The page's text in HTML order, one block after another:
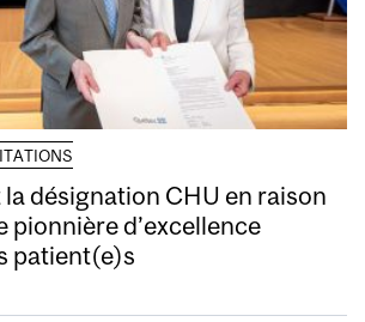
la désignation CHU en raison
pionnière d’excellence
patient(e)s